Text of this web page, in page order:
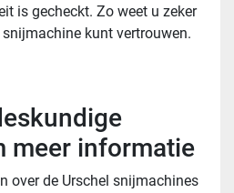
is gecheckt. Zo weet u zeker
kunt vertrouwen.
meer informatie
over de Urschel snijmachines